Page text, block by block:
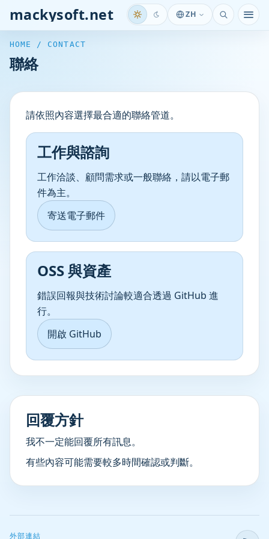
mackysoft.net ZH 開
HOME / CONTACT
聯絡
請依照內容選擇最合適的聯絡管道。
工作與諮詢
工作洽談、顧問需求或一般聯絡，請以電子郵
件為主。
寄送電子郵件
OSS 與資產
錯誤回報與技術討論較適合透過 GitHub 進
行。
開啟 GitHub
回覆方針
我不一定能回覆所有訊息。
有些內容可能需要較多時間確認或判斷。
外部連結